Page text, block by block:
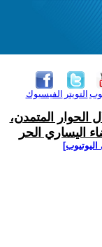
الفيسبوك التويتر
الحوار المتمدن،
اليساري الحر